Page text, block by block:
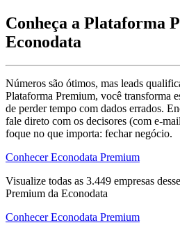
Conheça a Plataforma
Econodata
Números são ótimos, mas leads
Plataforma Premium, você transforma
de perder tempo com dados errados.
fale direto com os decisores (com e-
foque no que importa: fechar negócio.
Conhecer Econodata Premium
Visualize todas as 3.449 empresas
Premium da Econodata
Conhecer Econodata Premium